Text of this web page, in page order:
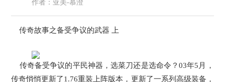
作者：亚美-慕澄
时间：2026-05-04
传奇故事之备受争议的武器 上
传奇备受争议的平民神器，选菜刀还是选命令？03年5月，
传奇悄悄更新了1.76重装上阵版本，更新了一系列高级装备，